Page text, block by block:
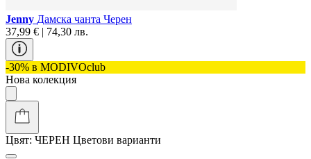
Jenny Дамска чанта Черен
37,99 € | 74,30 лв.
-30% в MODIVOclub
Нова колекция
Цвят: ЧЕРЕН Цветови варианти